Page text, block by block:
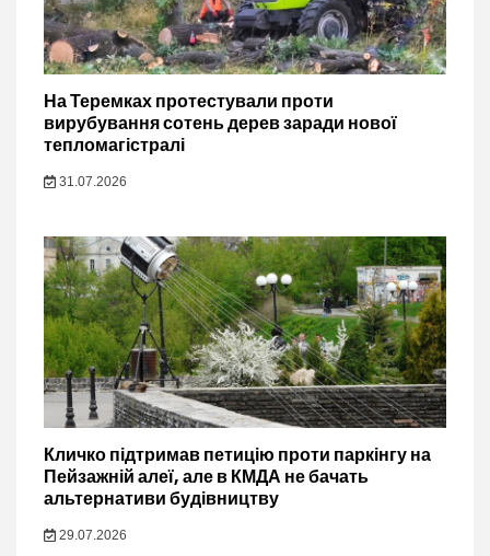
На Теремках протестували проти
вирубування сотень дерев заради нової
тепломагістралі
31.07.2026
Кличко підтримав петицію проти паркінгу на
Пейзажній алеї, але в КМДА не бачать
альтернативи будівництву
29.07.2026